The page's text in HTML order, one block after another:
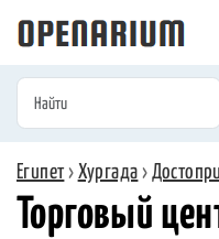
Египет› Хургада ›
Торговый